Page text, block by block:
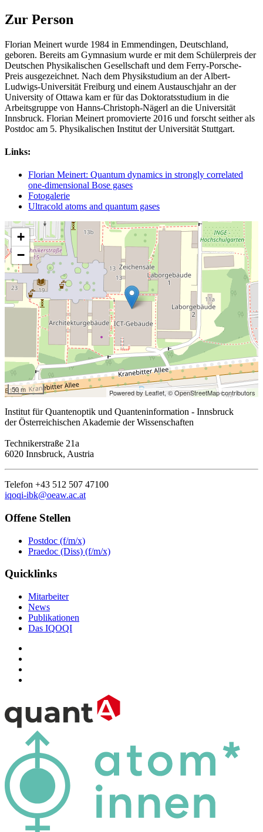
Zur Person
Florian Meinert wurde 1984 in Emmendingen, Deutschland,
geboren. Bereits am Gymnasium wurde er mit dem Schülerpreis der
Deutschen Physikalischen Gesellschaft und dem Ferry-Porsche-
Preis ausgezeichnet. Nach dem Physikstudium an der Albert-
Ludwigs-Universität Freiburg und einem Austauschjahr an der
University of Ottawa kam er für das Doktoratsstudium in die
Arbeitsgruppe von Hanns-Christoph-Nägerl an die Universität
Innsbruck. Florian Meinert promovierte 2016 und forscht seither als
Postdoc am 5. Physikalischen Institut der Universität Stuttgart.
Links:
Florian Meinert: Quantum dynamics in strongly correlated
one-dimensional Bose gases
Fotogalerie
Ultracold atoms and quantum gases
+
−
50 m Powered by Leaflet,© OpenStreetMap contributors
Institut für Quantenoptik und Quanteninformation - Innsbruck
der Österreichischen Akademie der Wissenschaften
Technikerstraße 21a
6020 Innsbruck, Austria
Telefon +43 512 507 47100
iqoqi-ibk@oeaw.ac.at
Offene Stellen
Postdoc (f/m/x)
Praedoc (Diss) (f/m/x)
Quicklinks
Mitarbeiter
News
Publikationen
Das IQOQI